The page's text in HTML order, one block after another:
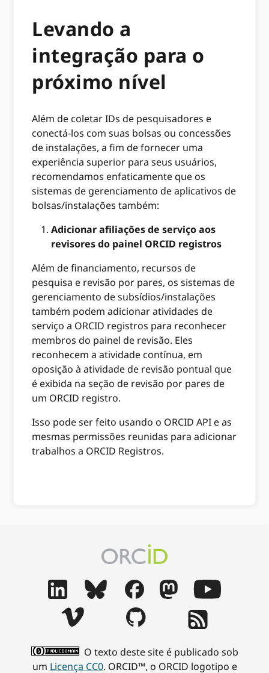
Levando a
integração para o
próximo nível
Além de coletar IDs de pesquisadores e
conectá-los com suas bolsas ou concessões
de instalações, a fim de fornecer uma
experiência superior para seus usuários,
recomendamos enfaticamente que os
sistemas de gerenciamento de aplicativos de
bolsas/instalações também:
Adicionar afiliações de serviço aos
revisores do painel ORCID registros
Além de financiamento, recursos de
pesquisa e revisão por pares, os sistemas de
gerenciamento de subsídios/instalações
também podem adicionar atividades de
serviço a ORCID registros para reconhecer
membros do painel de revisão. Eles
reconhecem a atividade contínua, em
oposição à atividade de revisão pontual que
é exibida na seção de revisão por pares de
um ORCID registro.
Isso pode ser feito usando o ORCID API e as
mesmas permissões reunidas para adicionar
trabalhos a ORCID Registros.
O texto deste site é publicado sob
um Licença CC0. ORCID™, o ORCID logotipo e